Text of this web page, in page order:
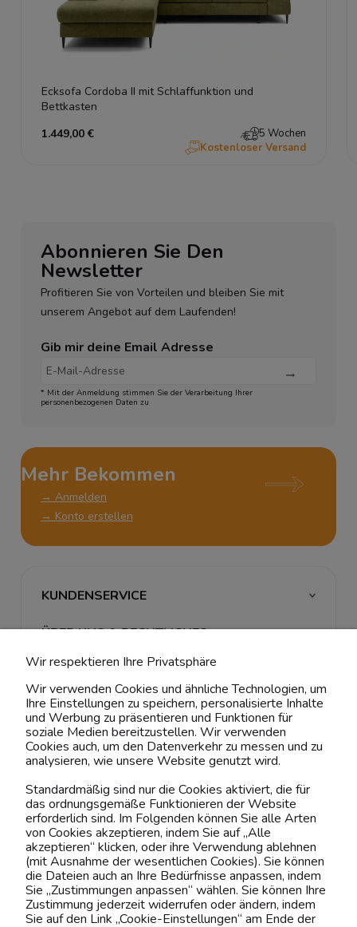
Ecksofa Cordoba II mit Schlaffunktion und
Bettkasten
1.449,00 €
5 Wochen
Kostenloser Versand
Abonnieren Sie Den
Newsletter
Profitieren Sie von Vorteilen und bleiben Sie mit
unserem Angebot auf dem Laufenden!
Gib mir deine Email Adresse
* Mit der Anmeldung stimmen Sie der Verarbeitung Ihrer
personenbezogenen Daten zu
Mehr Bekommen
→ Anmelden
→ Konto erstellen
Kontaktiere uns!
0151 12200811
shop@yourhouse24.eu
Mo. - Fr. 07:00-15:00
KUNDENSERVICE
ÜBER UNS & RECHTLICHES
MEIN ACCOUNT
BELIEBTE KATEGORIEN
Wir respektieren Ihre Privatsphäre
Wir verwenden Cookies und ähnliche Technologien, um
Ihre Einstellungen zu speichern, personalisierte Inhalte
und Werbung zu präsentieren und Funktionen für
soziale Medien bereitzustellen. Wir verwenden
Cookies auch, um den Datenverkehr zu messen und zu
analysieren, wie unsere Website genutzt wird.
Standardmäßig sind nur die Cookies aktiviert, die für
das ordnungsgemäße Funktionieren der Website
erforderlich sind. Im Folgenden können Sie alle Arten
von Cookies akzeptieren, indem Sie auf „Alle
akzeptieren“ klicken, oder ihre Verwendung ablehnen
(mit Ausnahme der wesentlichen Cookies). Sie können
die Dateien auch an Ihre Bedürfnisse anpassen, indem
Sie „Zustimmungen anpassen“ wählen. Sie können Ihre
Zustimmung jederzeit widerrufen oder ändern, indem
Sie auf den Link „Cookie-Einstellungen“ am Ende der